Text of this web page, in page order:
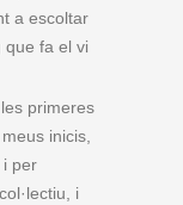
a escoltar
que fa el vi
primeres
inicis,
i per
i